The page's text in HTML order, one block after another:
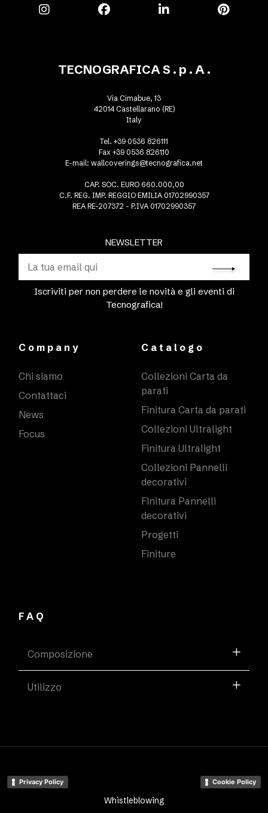
NEWSLETTER
Iscriviti per non perdere le novità e gli eventi di
Tecnografica!
TECNOGRAFICA S . p . A .
Via Cimabue, 13
42014 Castellarano (RE)
Italy
Tel. +39 0536 826111
Fax +39 0536 826110
E-mail: wallcoverings@tecnografica.net
CAP. SOC. EURO 660.000,00
C.F. REG. IMP. REGGIO EMILIA 01702990357
REA RE-207372 - P.IVA 01702990357
Company
Chi siamo
Contattaci
News
Focus
Catalogo
Collezioni Carta da
parati
Finitura Carta da parati
Collezioni Ultralight
Finitura Ultralight
Collezioni Pannelli
decorativi
Finitura Pannelli
decorativi
Progetti
Finiture
FAQ
Composizione
Utilizzo
Privacy Policy Cookie Policy
Whistleblowing